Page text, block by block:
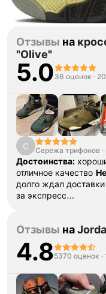
Отзывы на
"Olive"
5.0 36 оценок ·
С Сережа трифонов ·
Достоинства:
отличное качество
долго ждал
за экспресс
хорошем впечатлении
Отзывы на
4.85370 оценок ·